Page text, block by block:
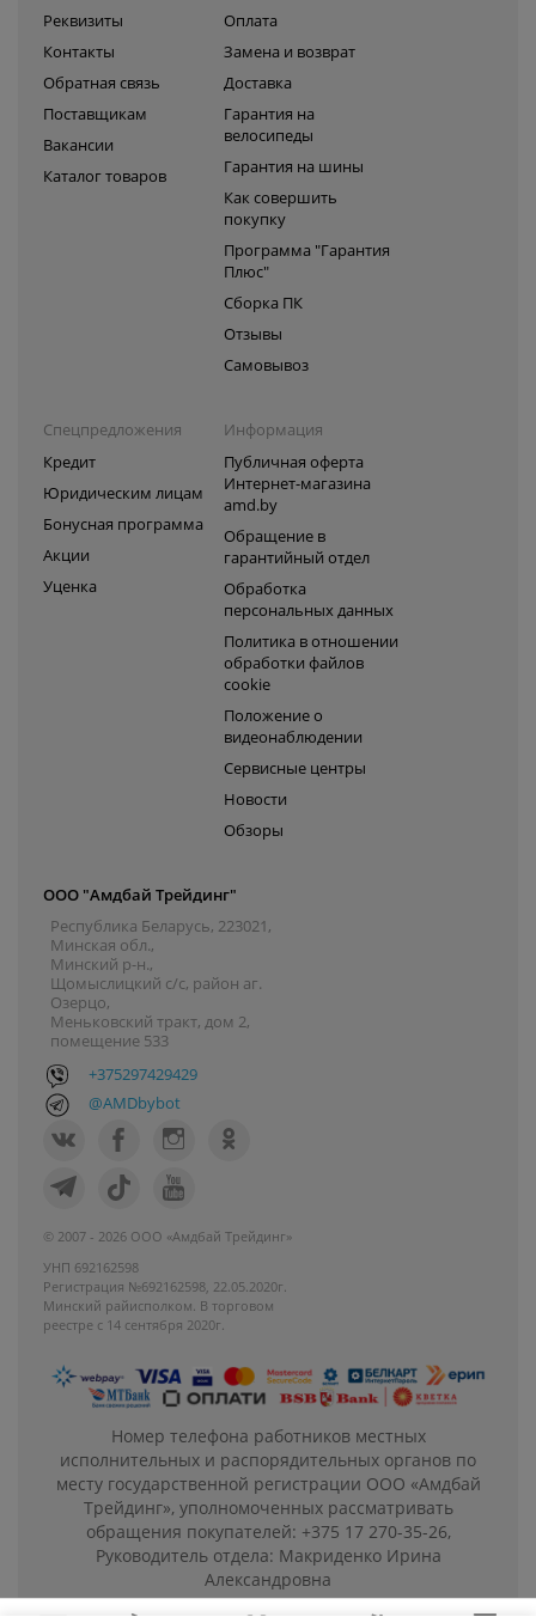
Реквизиты
Контакты
Обратная связь
Поставщикам
Вакансии
Каталог товаров
Оплата
Замена и возврат
Доставка
Гарантия на
велосипеды
Гарантия на шины
Как совершить
покупку
Программа "Гарантия
Плюс"
Сборка ПК
Отзывы
Самовывоз
Спецпредложения
Кредит
Юридическим лицам
Бонусная программа
Акции
Уценка
Информация
Публичная оферта
Интернет-магазина
amd.by
Обращение в
гарантийный отдел
Обработка
персональных данных
Политика в отношении
обработки файлов
cookie
Положение о
видеонаблюдении
Сервисные центры
Новости
Обзоры
ООО "Амдбай Трейдинг"
Республика Беларусь, 223021,
Минская обл.,
Минский р-н.,
Щомыслицкий с/с, район аг.
Озерцо,
Меньковский тракт, дом 2,
помещение 533
+375297429429
@AMDbybot
© 2007 - 2026 ООО «Амдбай Трейдинг»
УНП 692162598
Регистрация №692162598, 22.05.2020г.
Минский райисполком. В торговом
реестре с 14 сентября 2020г.
Номер телефона работников местных
исполнительных и распорядительных органов по
месту государственной регистрации ООО «Амдбай
Трейдинг», уполномоченных рассматривать
обращения покупателей: +375 17 270-35-26,
Руководитель отдела: Макриденко Ирина
Александровна